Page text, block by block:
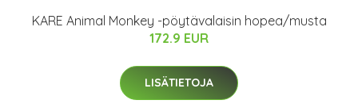
KARE Animal Monkey -pöytävalaisin hopea/musta
172.9 EUR
LISÄTIETOJA